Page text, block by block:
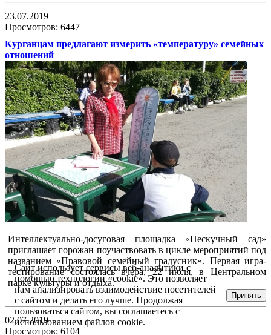
23.07.2019
Просмотров: 6447
Курганцам предлагают измерить «температуру» семейных
отношений
Интеллектуально-досуговая площадка «Нескучный сад»
приглашает горожан поучаствовать в цикле мероприятий под
названием «Правовой семейный градусник». Первая игра-
тестирование состоялась вчера, 22 июля, в Центральном
парке культуры и отдыха.
02.07.2019
Просмотров: 6104
Сайт использует сервисы веб-аналитики с
помощью технологии «cookie». Это позволяет
нам анализировать взаимодействие посетителей
с сайтом и делать его лучше. Продолжая
пользоваться сайтом, вы соглашаетесь с
использованием файлов cookie.
Принять